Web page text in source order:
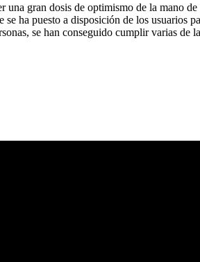
gran dosis de optimismo de la mano
ha puesto a disposición de los usuarios
se han conseguido cumplir varias